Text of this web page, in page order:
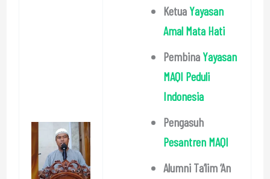
Ketua Yayasan
Amal Mata Hati
Pembina Yayasan
MAQI Peduli
Indonesia
Pengasuh
Pesantren MAQI
Alumni Ta’lim ‘An